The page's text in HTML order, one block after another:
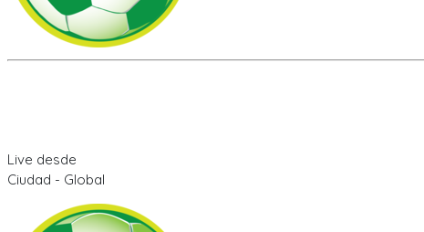
Live desde
Ciudad - Global